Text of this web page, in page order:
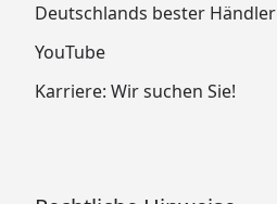
Deutschlands bester Händler
YouTube
Karriere: Wir suchen Sie!